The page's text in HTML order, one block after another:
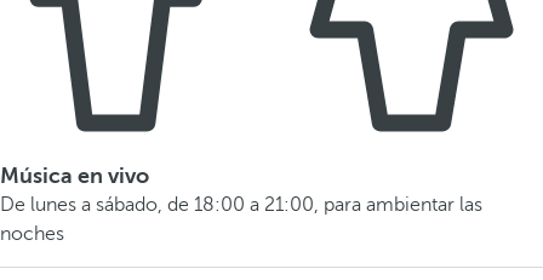
Música en vivo
De lunes a sábado, de 18:00 a 21:00, para ambientar las
noches